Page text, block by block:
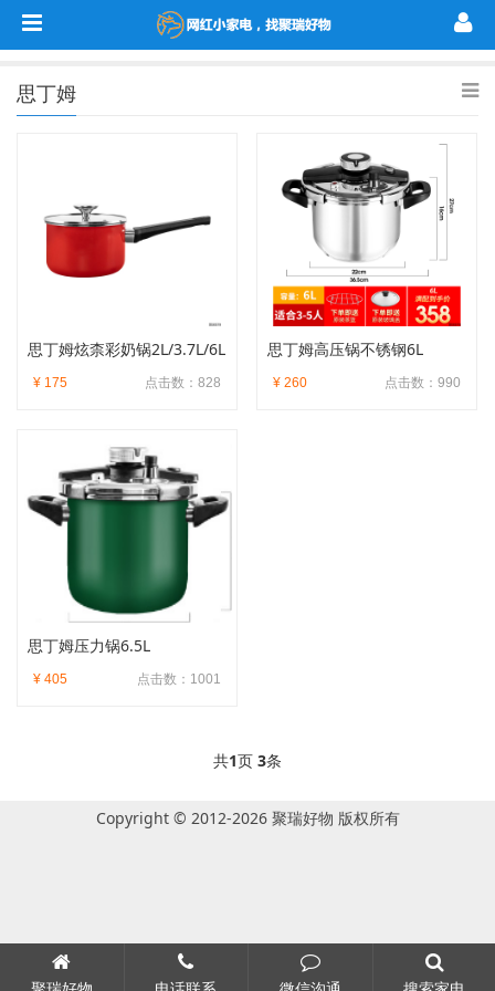
思丁姆
思丁姆炫柰彩奶锅2L/3.7L/6L
点击数：828
¥ 175
思丁姆高压锅不锈钢6L
点击数：990
¥ 260
思丁姆压力锅6.5L
点击数：1001
¥ 405
共1页 3条
Copyright © 2012-2026 聚瑞好物 版权所有